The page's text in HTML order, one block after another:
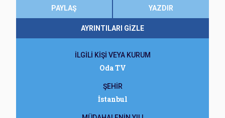
PAYLAŞ YAZDIR
AYRINTILARI GİZLE
İLGİLİ KİŞİ VEYA KURUM
Oda TV
ŞEHİR
İstanbul